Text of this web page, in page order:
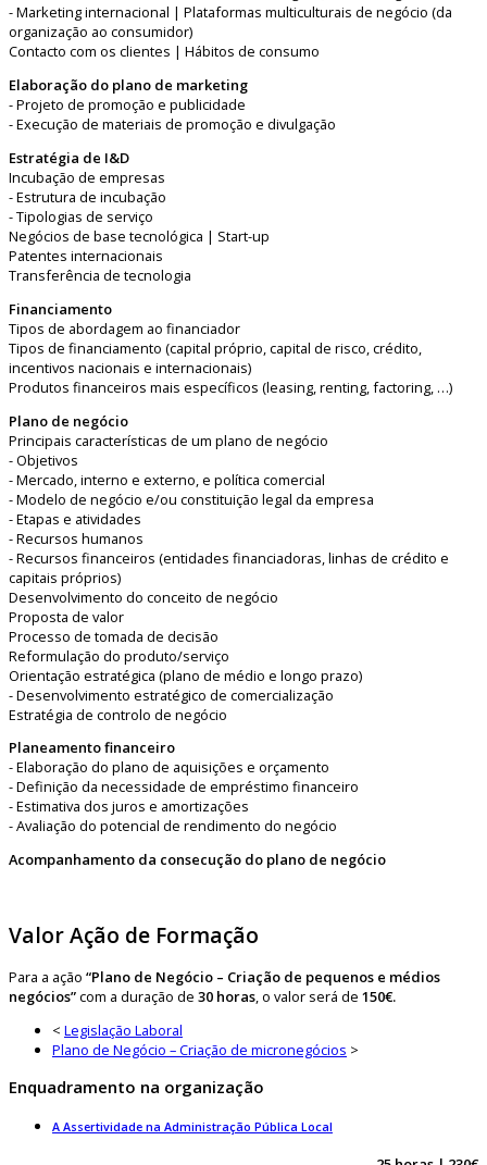
- Marketing internacional | Plataformas multiculturais de negócio (da
organização ao consumidor)
Contacto com os clientes | Hábitos de consumo
Elaboração do plano de marketing
- Projeto de promoção e publicidade
- Execução de materiais de promoção e divulgação
Estratégia de I&D
Incubação de empresas
- Estrutura de incubação
- Tipologias de serviço
Negócios de base tecnológica | Start-up
Patentes internacionais
Transferência de tecnologia
Financiamento
Tipos de abordagem ao financiador
Tipos de financiamento (capital próprio, capital de risco, crédito,
incentivos nacionais e internacionais)
Produtos financeiros mais específicos (leasing, renting, factoring, …)
Plano de negócio
Principais características de um plano de negócio
- Objetivos
- Mercado, interno e externo, e política comercial
- Modelo de negócio e/ou constituição legal da empresa
- Etapas e atividades
- Recursos humanos
- Recursos financeiros (entidades financiadoras, linhas de crédito e
capitais próprios)
Desenvolvimento do conceito de negócio
Proposta de valor
Processo de tomada de decisão
Reformulação do produto/serviço
Orientação estratégica (plano de médio e longo prazo)
- Desenvolvimento estratégico de comercialização
Estratégia de controlo de negócio
Planeamento financeiro
- Elaboração do plano de aquisições e orçamento
- Definição da necessidade de empréstimo financeiro
- Estimativa dos juros e amortizações
- Avaliação do potencial de rendimento do negócio
Acompanhamento da consecução do plano de negócio
Valor Ação de Formação
Para a ação “Plano de Negócio – Criação de pequenos e médios
negócios”com a duração de 30 horas, o valor será de 150€.
< Legislação Laboral
Plano de Negócio – Criação de micronegócios >
Enquadramento na organização
A Assertividade na Administração Pública Local